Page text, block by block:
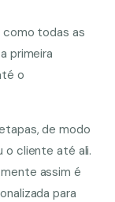
como todas as
primeira
o
de modo
o cliente até ali.
assim é
para